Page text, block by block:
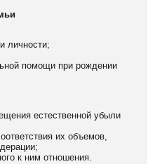
личности;
помощи при рождении
естественной убыли
их объемов,
к ним отношения.